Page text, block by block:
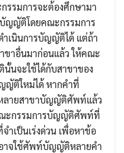
รมการจะต้องศึกษามา
ญัติโดยคณะกรรมการ
ำเนินการบัญญัติได้ แต่ถ้า
ขาอื่นมาก่อนแล้ว ให้คณะ
นจะใช้ได้กับสาขาของ
ญญัติใหม่ได้ หากคำที่
ลายสาขาบัญญัติศัพท์แล้ว
ณะกรรมการบัญญัติศัพท์ที่
ำเป็นเร่งด่วน เพื่อหาข้อ
าจใช้ศัพท์บัญญัติหลายคำ